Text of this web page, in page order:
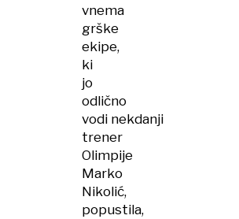
vnema
grške
ekipe,
ki
jo
odlično
vodi nekdanji
trener
Olimpije
Marko
Nikolić,
popustila,